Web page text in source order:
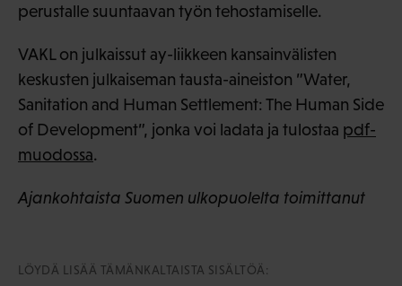
perustalle suuntaavan työn tehostamiselle.
VAKL on julkaissut ay-liikkeen kansainvälisten
keskusten julkaiseman tausta-aineiston ”Water,
Sanitation and Human Settlement: The Human Side
of Development”, jonka voi ladata ja tulostaa pdf-
muodossa.
Ajankohtaista Suomen ulkopuolelta toimittanut
LÖYDÄ LISÄÄ TÄMÄNKALTAISTA SISÄLTÖÄ: